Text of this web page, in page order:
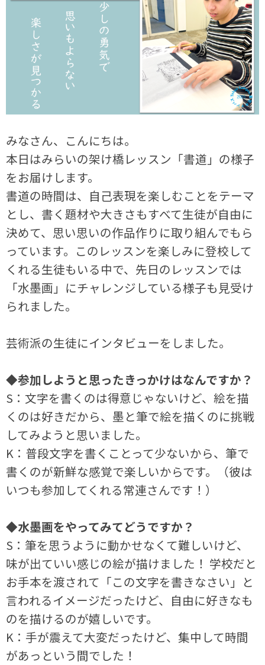
みなさん、こんにちは。
本日はみらいの架け橋レッスン「書道」の様子
をお届けします。
書道の時間は、自己表現を楽しむことをテーマ
とし、書く題材や大きさもすべて生徒が自由に
決めて、思い思いの作品作りに取り組んでもら
っています。このレッスンを楽しみに登校して
くれる生徒もいる中で、先日のレッスンでは
「水墨画」にチャレンジしている様子も見受け
られました。
芸術派の生徒にインタビューをしました。
◆参加しようと思ったきっかけはなんですか？
S：文字を書くのは得意じゃないけど、絵を描
くのは好きだから、墨と筆で絵を描くのに挑戦
してみようと思いました。
K：普段文字を書くことって少ないから、筆で
書くのが新鮮な感覚で楽しいからです。（彼は
いつも参加してくれる常連さんです！）
◆水墨画をやってみてどうですか？
S：筆を思うように動かせなくて難しいけど、
味が出ていい感じの絵が描けました！ 学校だと
お手本を渡されて「この文字を書きなさい」と
言われるイメージだったけど、自由に好きなも
のを描けるのが嬉しいです。
K：手が震えて大変だったけど、集中して時間
があっという間でした！